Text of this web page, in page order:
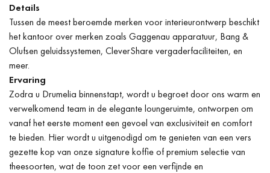
Details
Tussen de meest beroemde merken voor interieurontwerp beschikt
het kantoor over merken zoals Gaggenau apparatuur, Bang &
Olufsen geluidssystemen, CleverShare vergaderfaciliteiten, en
meer.
Ervaring
Zodra u Drumelia binnenstapt, wordt u begroet door ons warm en
verwelkomend team in de elegante loungeruimte, ontworpen om
vanaf het eerste moment een gevoel van exclusiviteit en comfort
te bieden. Hier wordt u uitgenodigd om te genieten van een vers
gezette kop van onze signature koffie of premium selectie van
theesoorten, wat de toon zet voor een verfijnde en